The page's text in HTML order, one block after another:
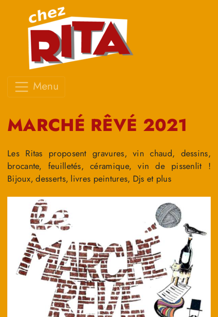
Menu
MARCHÉ RÊVÉ 2021
Les Ritas proposent gravures, vin chaud, dessins,
brocante, feuilletés, céramique, vin de pissenlit !
Bijoux, desserts, livres peintures, Djs et plus